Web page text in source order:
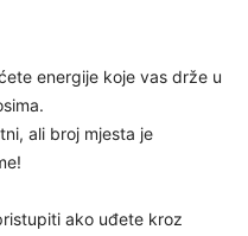
energije koje vas drže u
ali broj mjesta je
ako uđete kroz